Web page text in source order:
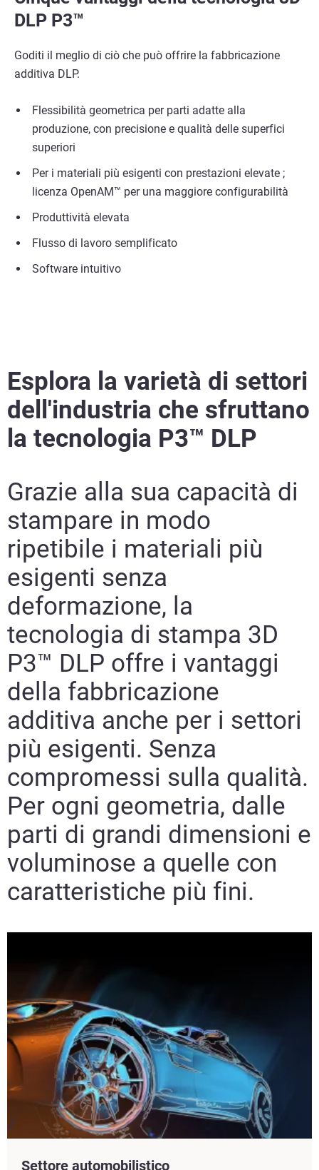
DLP P3™
Goditi il meglio di ciò che può offrire la fabbricazione
additiva DLP.
Flessibilità geometrica per parti adatte alla
produzione, con precisione e qualità delle superfici
superiori
Per i materiali più esigenti con prestazioni elevate ;
licenza OpenAM™ per una maggiore configurabilità
Produttività elevata
Flusso di lavoro semplificato
Software intuitivo
Esplora la varietà di settori
dell'industria che sfruttano
la tecnologia P3™ DLP
Grazie alla sua capacità di
stampare in modo
ripetibile i materiali più
esigenti senza
deformazione, la
tecnologia di stampa 3D
P3™ DLP offre i vantaggi
della fabbricazione
additiva anche per i settori
più esigenti. Senza
compromessi sulla qualità.
Per ogni geometria, dalle
parti di grandi dimensioni e
voluminose a quelle con
caratteristiche più fini.
Settore automobilistico